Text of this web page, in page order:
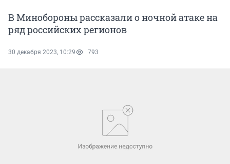
В Минобороны рассказали о ночной атаке на
ряд российских регионов
30 декабря 2023, 10:29 793